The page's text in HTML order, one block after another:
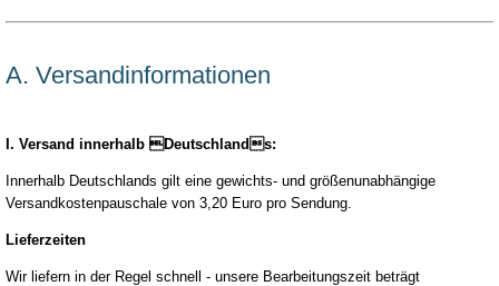
A. Versandinformationen
I. Versand innerhalb Deutschlands:
Innerhalb Deutschlands gilt eine gewichts- und größenunabhängige
Versandkostenpauschale von 3,20 Euro pro Sendung.
Lieferzeiten
Wir liefern in der Regel schnell - unsere Bearbeitungszeit beträgt